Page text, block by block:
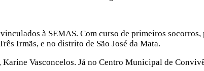
à SEMAS. Com curso de primeiros socorros,
Irmãs, e no distrito de São José da Mata.
Vasconcelos. Já no Centro Municipal de